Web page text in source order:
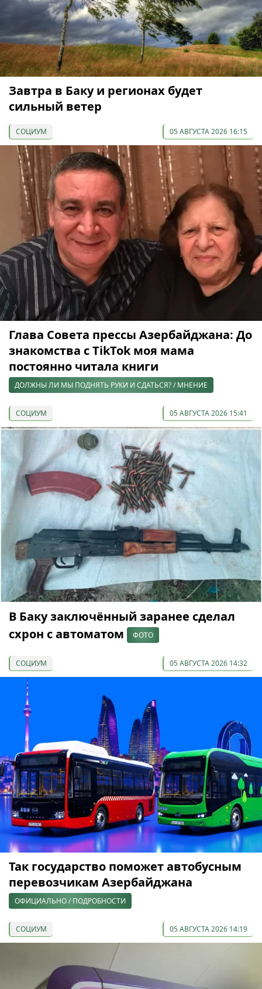
Завтра в Баку и регионах будет
сильный ветер
СОЦИУМ 05 АВГУСТА 2026 16:15
Глава Совета прессы Азербайджана: До
знакомства с TikTok моя мама
постоянно читала книги
ДОЛЖНЫ ЛИ МЫ ПОДНЯТЬ РУКИ И СДАТЬСЯ? / МНЕНИЕ
СОЦИУМ 05 АВГУСТА 2026 15:41
В Баку заключённый заранее сделал
схрон с автоматом
ФОТО
СОЦИУМ 05 АВГУСТА 2026 14:32
Так государство поможет автобусным
перевозчикам Азербайджана
ОФИЦИАЛЬНО / ПОДРОБНОСТИ
СОЦИУМ 05 АВГУСТА 2026 14:19